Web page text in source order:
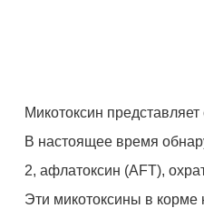
Микотоксин
В настоящее время
2, афлатоксин (AFT),
Эти микотоксины в